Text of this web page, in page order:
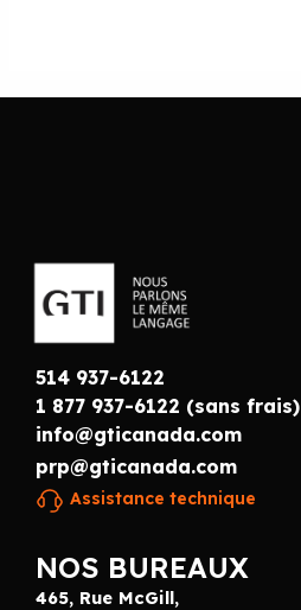
514 937-6122
1 877 937-6122 (sans frais)
info@gticanada.com
prp@gticanada.com
Assistance technique
NOS BUREAUX
465, Rue McGill,